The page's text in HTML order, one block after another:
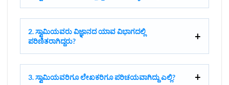
2. ಸ್ವಾಮಿಯವರು ವಿಜ್ಞಾನದ ಯಾವ ವಿಭಾಗದಲ್ಲಿ
ಪರಿಣಿತರಾಗಿದ್ದರು?
3. ಸ್ವಾಮಿಯವರಿಗೂ ಲೇಖಕರಿಗೂ ಪರಿಚಯವಾಗಿದ್ದು ಎಲ್ಲಿ?